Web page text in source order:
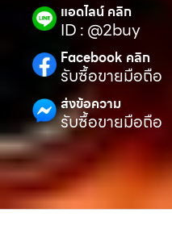
แอดไลน์ คลิก
ID : @2buy
Facebook คลิก
รับซื้อขายมือถือ
ส่งข้อความ
รับซื้อขายมือถือ